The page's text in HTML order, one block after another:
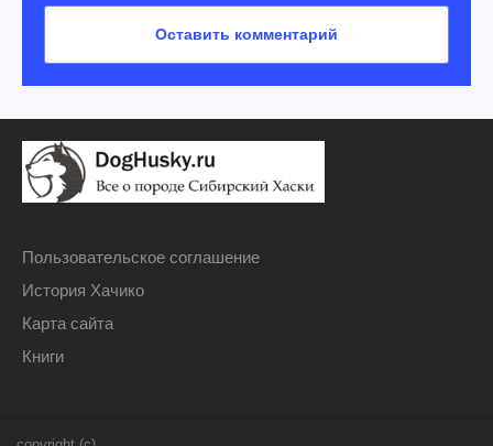
Пользовательское соглашение
История Хачико
Карта сайта
Книги